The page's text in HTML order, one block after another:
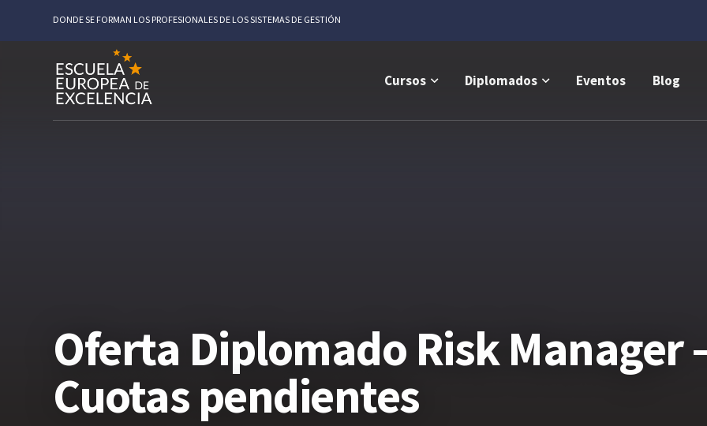
DONDE SE FORMAN LOS PROFESIONALES DE LOS SISTEMAS DE GESTIÓN
Cursos Diplomados Eventos Blog
Oferta Diplomado Risk Manager
Cuotas pendientes